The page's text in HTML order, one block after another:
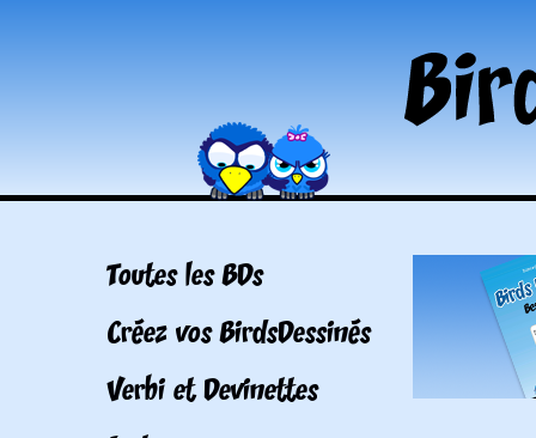
Toutes les BDs
Créez vos BirdsDessinés
Verbi et Devinettes